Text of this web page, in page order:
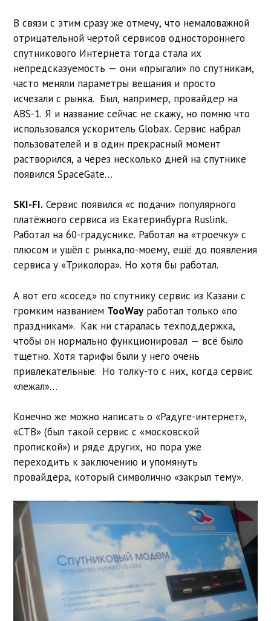
В связи с этим сразу же отмечу, что немаловажной
отрицательной чертой сервисов одностороннего
спутникового Интернета тогда стала их
непредсказуемость — они «прыгали» по спутникам,
часто меняли параметры вещания и просто
исчезали с рынка. Был, например, провайдер на
ABS-1. Я и название сейчас не скажу, но помню что
использовался ускоритель Globax. Сервис набрал
пользователей и в один прекрасный момент
растворился, а через несколько дней на спутнике
появился SpaceGate…
SKI-FI. Сервис появился «с подачи» популярного
платёжного сервиса из Екатеринбурга Ruslink.
Работал на 60-градуснике. Работал на «троечку» с
плюсом и ушёл с рынка,по-моему, ещё до появления
сервиса у «Триколора». Но хотя бы работал.
А вот его «сосед» по спутнику сервис из Казани с
громким названием TooWayработал только «по
праздникам». Как ни старалась техподдержка,
чтобы он нормально функционировал — всё было
тщетно. Хотя тарифы были у него очень
привлекательные. Но толку-то с них, когда сервис
«лежал»…
Конечно же можно написать о «Радуге-интернет»,
«СТВ» (был такой сервис с «московской
пропиской») и ряде других, но пора уже
переходить к заключению и упомянуть
провайдера, который символично «закрыл тему».